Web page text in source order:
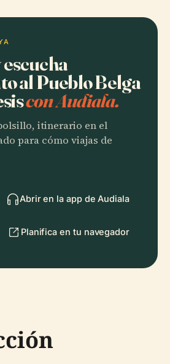
al Pueblo Belga
con Audiala.
itinerario en el
para cómo viajas de
Abrir en la app de Audiala
Planifica en tu navegador